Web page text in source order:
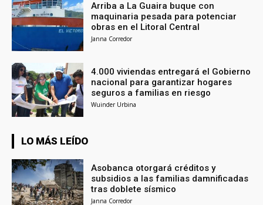
Arriba a La Guaira buque con
maquinaria pesada para potenciar
obras en el Litoral Central
Janna Corredor
4.000 viviendas entregará el Gobierno
nacional para garantizar hogares
seguros a familias en riesgo
Wuinder Urbina
LO MÁS LEÍDO
Asobanca otorgará créditos y
subsidios a las familias damnificadas
tras doblete sísmico
Janna Corredor